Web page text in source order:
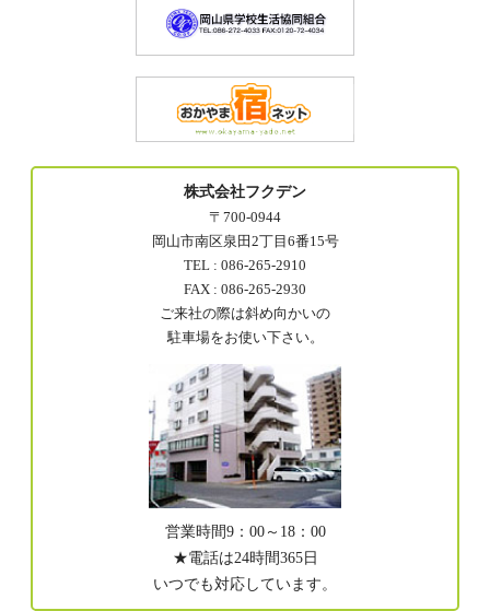
株式会社フクデン
〒700-0944
岡山市南区泉田2丁目6番15号
TEL : 086-265-2910
FAX : 086-265-2930
ご来社の際は斜め向かいの
駐車場をお使い下さい。
営業時間9：00～18：00
★電話は24時間365日
いつでも対応しています。